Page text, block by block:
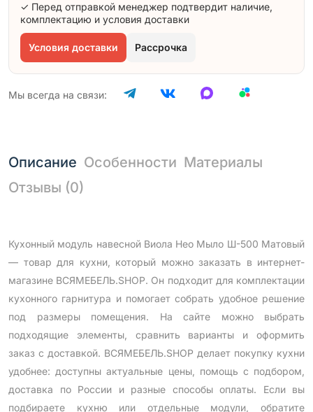
✓ Перед отправкой менеджер подтвердит наличие,
комплектацию и условия доставки
Условия доставки Рассрочка
Мы всегда на связи:
Описание Особенности Материалы
Отзывы (0)
Кухонный модуль навесной Виола Нео Мыло Ш-500 Матовый
— товар для кухни, который можно заказать в интернет-
магазине ВСЯМЕБЕЛЬ.SHOP. Он подходит для комплектации
кухонного гарнитура и помогает собрать удобное решение
под размеры помещения. На сайте можно выбрать
подходящие элементы, сравнить варианты и оформить
заказ с доставкой. ВСЯМЕБЕЛЬ.SHOP делает покупку кухни
удобнее: доступны актуальные цены, помощь с подбором,
доставка по России и разные способы оплаты. Если вы
подбираете кухню или отдельные модули, обратите